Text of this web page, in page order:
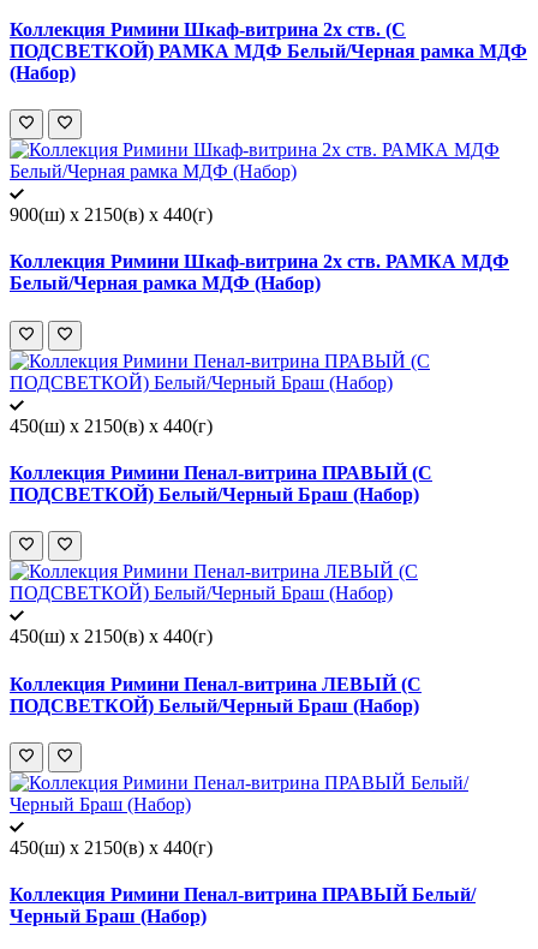
Коллекция Римини Шкаф-витрина 2х ств. (С
ПОДСВЕТКОЙ) РАМКА МДФ Белый/Черная рамка МДФ
(Набор)
900(ш) x 2150(в) x 440(г)
Коллекция Римини Шкаф-витрина 2х ств. РАМКА МДФ
Белый/Черная рамка МДФ (Набор)
450(ш) x 2150(в) x 440(г)
Коллекция Римини Пенал-витрина ПРАВЫЙ (С
ПОДСВЕТКОЙ) Белый/Черный Браш (Набор)
450(ш) x 2150(в) x 440(г)
Коллекция Римини Пенал-витрина ЛЕВЫЙ (С
ПОДСВЕТКОЙ) Белый/Черный Браш (Набор)
450(ш) x 2150(в) x 440(г)
Коллекция Римини Пенал-витрина ПРАВЫЙ Белый/
Черный Браш (Набор)